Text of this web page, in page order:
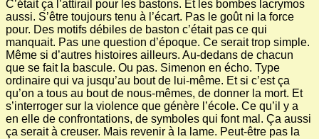
C’était ça l’attirail pour les bastons. Et les bombes lacrymos
aussi. S’être toujours tenu à l’écart. Pas le goût ni la force
pour. Des motifs débiles de baston c’était pas ce qui
manquait. Pas une question d’époque. Ce serait trop simple.
Même si d’autres histoires ailleurs. Au-dedans de chacun
que se fait la bascule. Ou pas. Simenon en écho. Type
ordinaire qui va jusqu’au bout de lui-même. Et si c’est ça
qu’on a tous au bout de nous-mêmes, de donner la mort. Et
s’interroger sur la violence que génère l’école. Ce qu’il y a
en elle de confrontations, de symboles qui font mal. Ça aussi
ça serait à creuser. Mais revenir à la lame. Peut-être pas la